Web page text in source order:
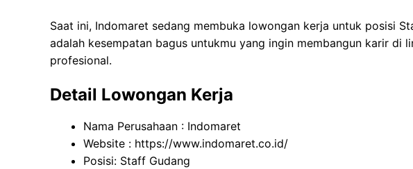
Saat ini, Indomaret sedang membuka lowongan kerja untuk posisi
adalah kesempatan bagus untukmu yang ingin membangun karir di
profesional.
Detail Lowongan Kerja
Nama Perusahaan : Indomaret
Website : https://www.indomaret.co.id/
Posisi: Staff Gudang